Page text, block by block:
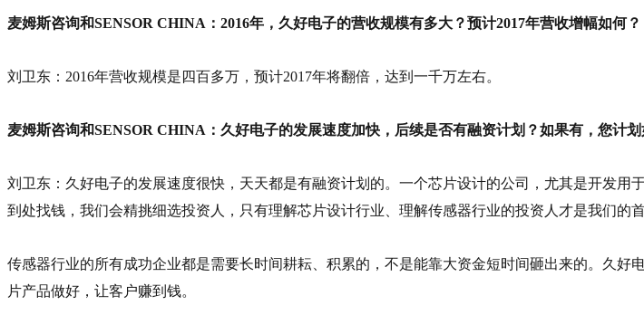
麦姆斯咨询和SENSOR CHINA：2016年，久好电子的营收规模有多大？预计2017年营收增幅如何？
刘卫东：2016年营收规模是四百多万，预计2017年将翻倍，达到一千万左右。
麦姆斯咨询和SENSOR CHINA：久好电子的发展速度加快，后续是否有融资计划？如果有，您计
刘卫东：久好电子的发展速度很快，天天都是有融资计划的。一个芯片设计的公司，尤其是开发
到处找钱，我们会精挑细选投资人，只有理解芯片设计行业、理解传感器行业的投资人才是我们的
传感器行业的所有成功企业都是需要长时间耕耘、积累的，不是能靠大资金短时间砸出来的。久
片产品做好，让客户赚到钱。